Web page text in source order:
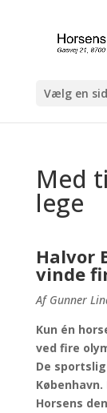
Vælg en
Med
lege
Halvor
vinde
Af Gunner
Kun én
ved fire
De
Horsens